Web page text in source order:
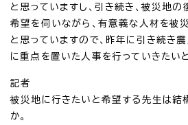
と思っていますし、引き続き、被災地
希望を伺いながら、有意義な人材を被
と思っていますので、昨年に引き続き
に重点を置いた人事を行っていきたい
記者
被災地に行きたいと希望する先生は結
か。